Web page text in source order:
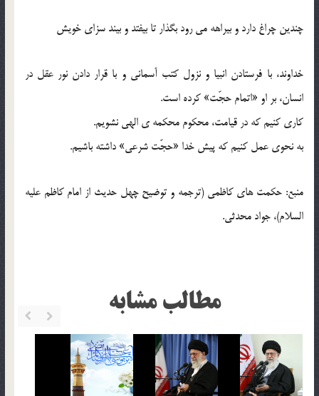
چندین چراغ دارد و بیراهه می رود بگذار تا بیفتد و بیند سزای خویش
خداوند، با فرستادن انبیا و نزول کتب آسمانی و با قرار دادن نور عقل در
انسان، بر او «اتمام حجّت» کرده است.
کاری کنیم که در قیامت، محکوم محکمه ی الهی نشویم.
به نحوی عمل کنیم که پیش خدا «حجّت شرعی» داشته باشیم.
منبع: حکمت های کاظمی (ترجمه و توضیح چهل حدیث از امام کاظم علیه
السلام)، جواد محدثی.
مطالب مشابه